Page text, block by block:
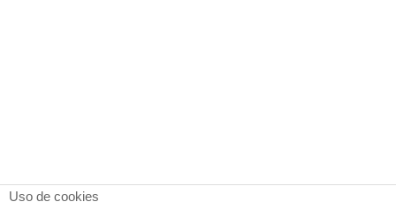
Uso de cookies